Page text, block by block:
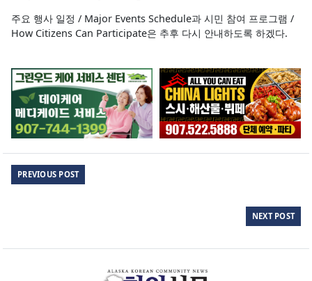
주요 행사 일정 / Major Events Schedule과 시민 참여 프로그램 /
How Citizens Can Participate은 추후 다시 안내하도록 하겠다.
PREVIOUS POST
NEXT POST